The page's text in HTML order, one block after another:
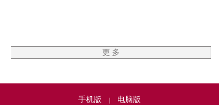
更 多
手机版 电脑版